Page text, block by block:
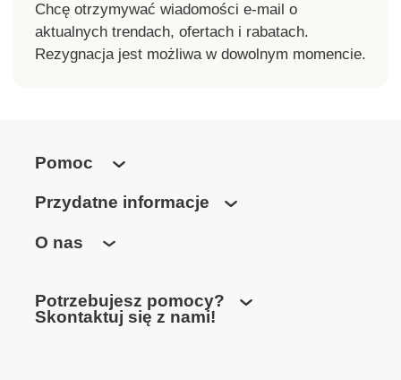
(długość 39 cm,
szerokość 39 cm,
wysokość 40 cm).
Chcę otrzymywać wiadomości e-mail o
aktualnych trendach, ofertach i rabatach.
Rezygnacja jest możliwa w dowolnym momencie.
Pomoc
Przydatne informacje
O nas
Potrzebujesz pomocy?
Skontaktuj się z nami!